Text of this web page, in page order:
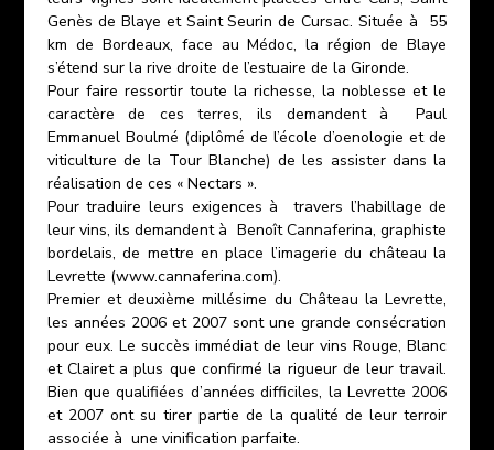
Genès de Blaye et Saint Seurin de Cursac. Située à 55
km de Bordeaux, face au Médoc, la région de Blaye
s’étend sur la rive droite de l’estuaire de la Gironde.
Pour faire ressortir toute la richesse, la noblesse et le
caractère de ces terres, ils demandent à Paul
Emmanuel Boulmé (diplômé de l’école d’oenologie et de
viticulture de la Tour Blanche) de les assister dans la
réalisation de ces « Nectars ».
Pour traduire leurs exigences à travers l’habillage de
leur vins, ils demandent à Benoît Cannaferina, graphiste
bordelais, de mettre en place l’imagerie du château la
Levrette (www.cannaferina.com).
Premier et deuxième millésime du Château la Levrette,
les années 2006 et 2007 sont une grande consécration
pour eux. Le succès immédiat de leur vins Rouge, Blanc
et Clairet a plus que confirmé la rigueur de leur travail.
Bien que qualifiées d’années difficiles, la Levrette 2006
et 2007 ont su tirer partie de la qualité de leur terroir
associée à une vinification parfaite.